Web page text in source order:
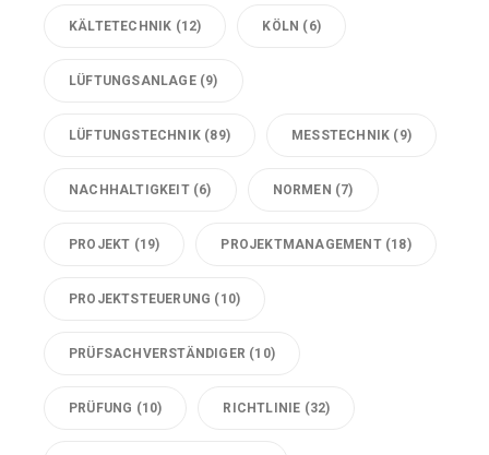
KÄLTETECHNIK (12) KÖLN (6)
LÜFTUNGSANLAGE(9)
LÜFTUNGSTECHNIK (89) MESSTECHNIK (9)
NACHHALTIGKEIT(6) NORMEN (7)
PROJEKT (19) PROJEKTMANAGEMENT(18)
PROJEKTSTEUERUNG (10)
PRÜFSACHVERSTÄNDIGER (10)
PRÜFUNG (10) RICHTLINIE (32)